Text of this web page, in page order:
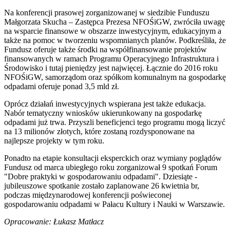
Na konferencji prasowej zorganizowanej w siedzibie Funduszu
Małgorzata Skucha – Zastępca Prezesa NFOŚiGW, zwróciła uwagę
na wsparcie finansowe w obszarze inwestycyjnym, edukacyjnym a
także na pomoc w tworzeniu wspomnianych planów. Podkreśliła, że
Fundusz oferuje także środki na współfinansowanie projektów
finansowanych w ramach Programu Operacyjnego Infrastruktura i
Środowisko i tutaj pieniędzy jest najwięcej. Łącznie do 2016 roku
NFOŚiGW, samorządom oraz spółkom komunalnym na gospodarkę
odpadami oferuje ponad 3,5 mld zł.
Oprócz działań inwestycyjnych wspierana jest także edukacja.
Nabór tematyczny wniosków ukierunkowany na gospodarkę
odpadami już trwa. Przyszli beneficjenci tego programu mogą liczyć
na 13 milionów złotych, które zostaną rozdysponowane na
najlepsze projekty w tym roku.
Ponadto na etapie konsultacji eksperckich oraz wymiany poglądów
Fundusz od marca ubiegłego roku zorganizował 9 spotkań Forum
"Dobre praktyki w gospodarowaniu odpadami". Dziesiąte -
jubileuszowe spotkanie zostało zaplanowane 26 kwietnia br,
podczas międzynarodowej konferencji poświeconej
gospodarowaniu odpadami w Pałacu Kultury i Nauki w Warszawie.
Opracowanie: Łukasz Matłacz